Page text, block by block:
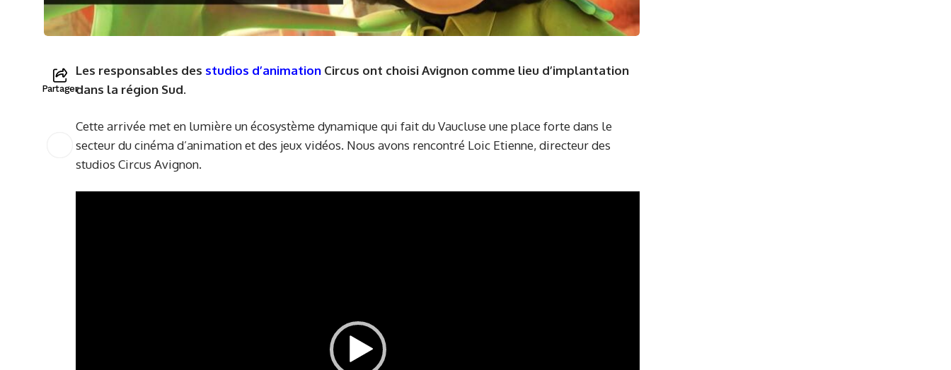
Partager
Les responsables des studios d’animation Circus ont choisi Avignon comme lieu d’implantation
dans la région Sud.
Cette arrivée met en lumière un écosystème dynamique qui fait du Vaucluse une place forte dans le
secteur du cinéma d’animation et des jeux vidéos. Nous avons rencontré Loic Etienne, directeur des
studios Circus Avignon.